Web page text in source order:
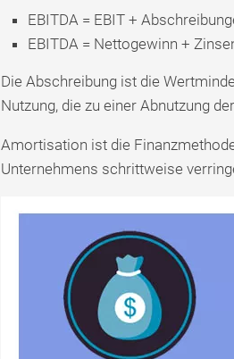
EBITDA = EBIT +
EBITDA = Nettogewinn +
Die Abschreibung ist die
Nutzung, die zu einer Abnutzung
Amortisation ist die
Unternehmens schrittweise